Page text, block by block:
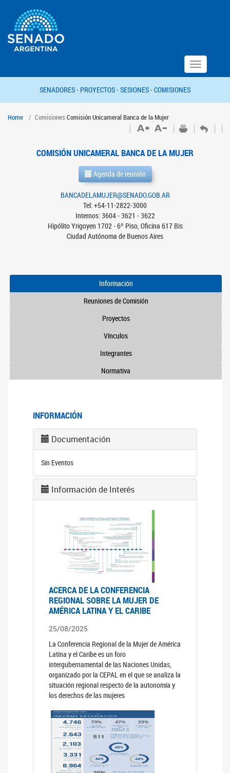
Toggle
navigation
SENADORES - PROYECTOS -SESIONES -COMISIONES
Home Comisiones Comisión Unicameral Banca de la Mujer
COMISIÓN UNICAMERAL BANCA DE LA MUJER
Agenda de reunión
BANCADELAMUJER@SENADO.GOB.AR
Tel: +54-11-2822-3000
Internos: 3604 - 3621 - 3622
Hipólito Yrigoyen 1702 - 6º Piso, Oficina 617 Bis
Ciudad Autónoma de Buenos Aires
Información
Reuniones de Comisión
Proyectos
Vínculos
Integrantes
Normativa
INFORMACIÓN
Documentación
Sin Eventos
Información de Interés
ACERCA DE LA CONFERENCIA
REGIONAL SOBRE LA MUJER DE
AMÉRICA LATINA Y EL CARIBE
25/08/2025
La Conferencia Regional de la Mujer de América
Latina y el Caribe es un foro
intergubernamental de las Naciones Unidas,
organizado por la CEPAL en el que se analiza la
situación regional respecto de la autonomía y
los derechos de las mujeres